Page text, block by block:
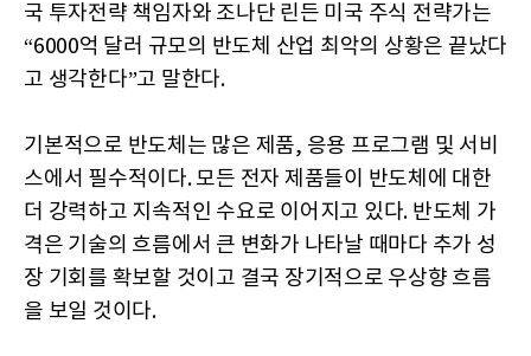
국 투자전략 책임자와 조나단 린든 미국 주식 전략가는
“6000억 달러 규모의 반도체 산업 최악의 상황은 끝났다
고 생각한다”고 말한다.
기본적으로 반도체는 많은 제품, 응용 프로그램 및 서비
스에서 필수적이다. 모든 전자 제품들이 반도체에 대한
더 강력하고 지속적인 수요로 이어지고 있다. 반도체 가
격은 기술의 흐름에서 큰 변화가 나타날 때마다 추가 성
장 기회를 확보할 것이고 결국 장기적으로 우상향 흐름
을 보일 것이다.